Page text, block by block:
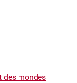
des mondes